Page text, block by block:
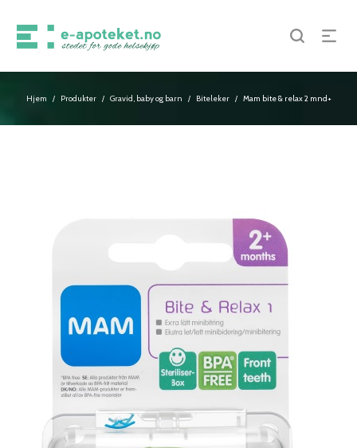
Hjem / Produkter / Gravid, baby og barn / Biteleker / Mam bite & relax 2 mnd+